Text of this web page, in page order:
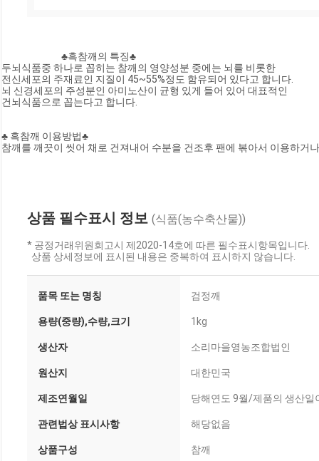
두뇌식품중 하나로 꼽히는 참깨의 영양성분 중에는 뇌를 비롯한
전신세포의 주재료인 지질이 45~55%정도 함유되어 있다고 합니다.
뇌 신경세포의 주성분인 아미노산이 균형 있게 들어 있어 대표적인
건뇌식품으로 꼽는다고 합니다.
♣ 흑참깨 이용방법♣
참깨를 깨끗이 씻어 채로 건져내어 수분을 건조후 팬에 볶아서 이
상품 필수표시 정보 (식품(농수축산물))
* 공정거래위원회고시 제2020-14호에 따른 필수표시항목입니다.
상품 상세정보에 표시된 내용은 중복하여 표시하지 않습니다.
품목 또는 명칭 검정깨
용량(중량),수량,크기 1kg
생산자 소리마을영농조합법인
원산지 대한민국
제조연월일 당해연도 9월/제품의 생산일
관련법상 표시사항 해당없음
상품구성 참깨